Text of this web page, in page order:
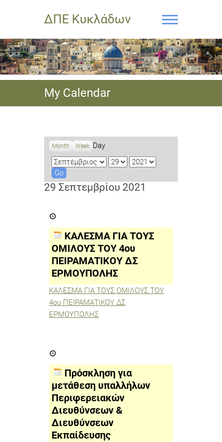
ΔΠΕ Κυκλάδων
My Calendar
Month Week Day
M
o
n
D
y
Y
a
29 Σεπτεμβρίου 2021
ΓΙΑ
ΟΜΙΛΟΥΣ
ΤΟΥ
4ου
ΠΕΙΡΑΜΑΤΙΚΟΥ
ΕΡΜΟΥΠΟΛΗΣ
ΚΑΛΕΣΜΑ ΓΙΑ ΤΟΥΣ
ΟΜΙΛΟΥΣ ΤΟΥ 4ου
ΠΕΙΡΑΜΑΤΙΚΟΥ ΔΣ
ΕΡΜΟΥΠΟΛΗΣ
ΚΑΛΕΣΜΑ ΓΙΑ ΤΟΥΣ ΟΜΙΛΟΥΣ ΤΟΥ
4ου ΠΕΙΡΑΜΑΤΙΚΟΥ ΔΣ
ΕΡΜΟΥΠΟΛΗΣ
για
υπαλλήλων
Περιφερειακών
Διευθύνσεων
Διευθύνσεων
Εκπαίδευσης
Πρόσκληση για
μετάθεση υπαλλήλων
Περιφερειακών
Διευθύνσεων &
Διευθύνσεων
Εκπαίδευσης